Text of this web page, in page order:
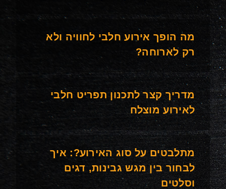
מה הופך אירוע חלבי לחוויה ולא
רק לארוחה?
מדריך קצר לתכנון תפריט חלבי
לאירוע מוצלח
מתלבטים על סוג האירוע?: איך
לבחור בין מגש גבינות, דגים
וסלטים